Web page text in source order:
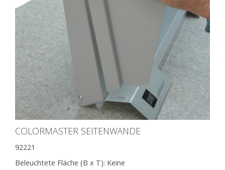
COLORMASTER SEITENWÄNDE
92221
Beleuchtete Fläche (B x T): Keine